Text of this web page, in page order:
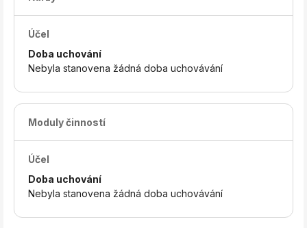
Účel
Doba uchování
Nebyla stanovena žádná doba uchovávání
Moduly činností
Účel
Doba uchování
Nebyla stanovena žádná doba uchovávání